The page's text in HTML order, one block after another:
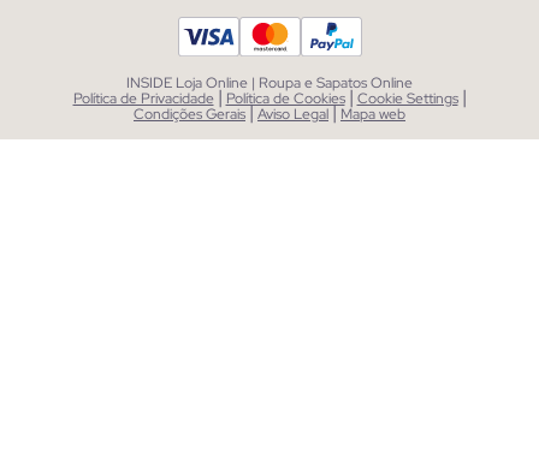
INSIDE Loja Online | Roupa e Sapatos Online
Política de Privacidade | Política de Cookies | Cookie Settings |
Condições Gerais|Aviso Legal| Mapa web